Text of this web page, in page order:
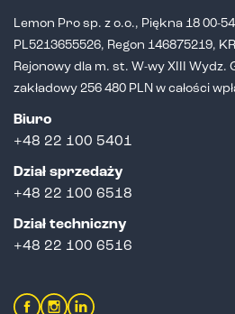
Lemon Pro sp. z o.o., Piękna 18 00-
PL5213655526, Regon 146875219,
Rejonowy dla m. st. W-wy XIII Wydz.
zakładowy 256 480 PLN w całości
Biuro
+48 22 100 5401
Dział sprzedaży
+48 22 100 6518
Dział techniczny
+48 22 100 6516